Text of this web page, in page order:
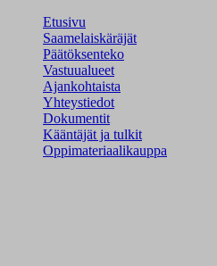
Etusivu
Saamelaiskäräjät
Päätöksenteko
Vastuualueet
Ajankohtaista
Yhteystiedot
Dokumentit
Kääntäjät ja tulkit
Oppimateriaalikauppa